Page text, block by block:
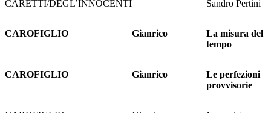
CARETTI/DEGL’INNOCENTI Sandro Pertini
CAROFIGLIO Gianrico
La misura del
tempo
CAROFIGLIO Gianrico
Le perfezioni
provvisorie